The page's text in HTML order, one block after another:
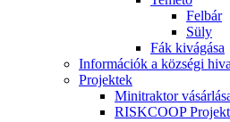
Felbár
Süly
Fák kivágása
Információk a községi
Projektek
Minitraktor
RISKCOOP Projekt